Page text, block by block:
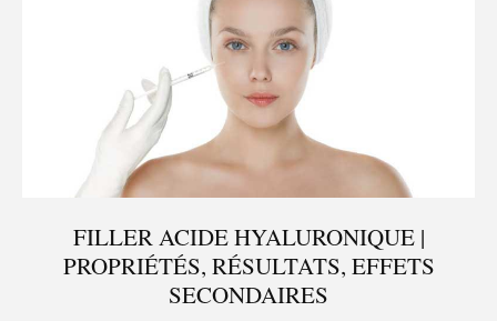
FILLER ACIDE HYALURONIQUE |
PROPRIÉTÉS, RÉSULTATS, EFFETS
SECONDAIRES